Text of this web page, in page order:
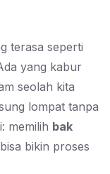
terasa seperti
yang kabur
seolah kita
lompat tanpa
memilih bak
bikin proses